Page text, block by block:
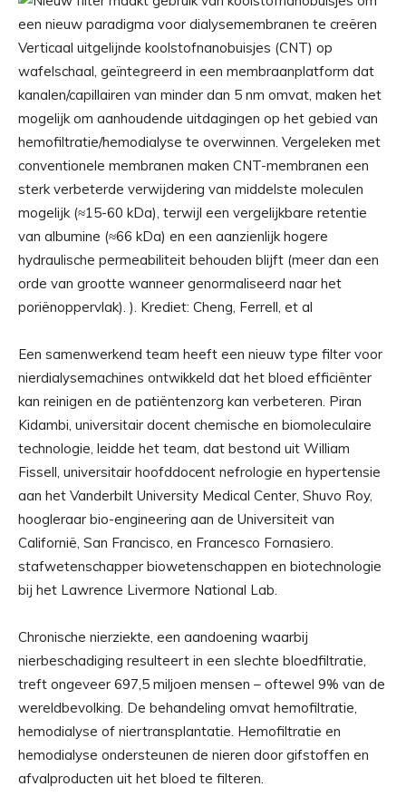
Verticaal uitgelijnde koolstofnanobuisjes (CNT) op
wafelschaal, geïntegreerd in een membraanplatform dat
kanalen/capillairen van minder dan 5 nm omvat, maken het
mogelijk om aanhoudende uitdagingen op het gebied van
hemofiltratie/hemodialyse te overwinnen. Vergeleken met
conventionele membranen maken CNT-membranen een
sterk verbeterde verwijdering van middelste moleculen
mogelijk (≈15-60 kDa), terwijl een vergelijkbare retentie
van albumine (≈66 kDa) en een aanzienlijk hogere
hydraulische permeabiliteit behouden blijft (meer dan een
orde van grootte wanneer genormaliseerd naar het
poriënoppervlak). ). Krediet: Cheng, Ferrell, et al
Een samenwerkend team heeft een nieuw type filter voor
nierdialysemachines ontwikkeld dat het bloed efficiënter
kan reinigen en de patiëntenzorg kan verbeteren. Piran
Kidambi, universitair docent chemische en biomoleculaire
technologie, leidde het team, dat bestond uit William
Fissell, universitair hoofddocent nefrologie en hypertensie
aan het Vanderbilt University Medical Center, Shuvo Roy,
hoogleraar bio-engineering aan de Universiteit van
Californië, San Francisco, en Francesco Fornasiero.
stafwetenschapper biowetenschappen en biotechnologie
bij het Lawrence Livermore National Lab.
Chronische nierziekte, een aandoening waarbij
nierbeschadiging resulteert in een slechte bloedfiltratie,
treft ongeveer 697,5 miljoen mensen – oftewel 9% van de
wereldbevolking. De behandeling omvat hemofiltratie,
hemodialyse of niertransplantatie. Hemofiltratie en
hemodialyse ondersteunen de nieren door gifstoffen en
afvalproducten uit het bloed te filteren.